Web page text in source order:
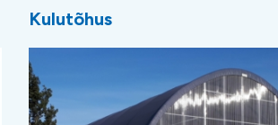
Kulutõhus